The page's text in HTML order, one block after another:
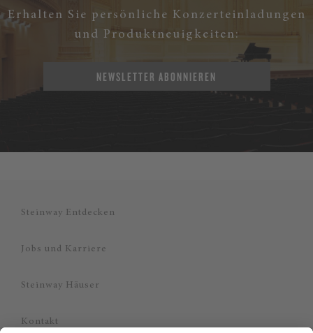
Erhalten Sie persönliche Konzerteinladungen
und Produktneuigkeiten:
NEWSLETTER ABONNIEREN
Steinway Entdecken
Jobs und Karriere
Steinway Häuser
Kontakt